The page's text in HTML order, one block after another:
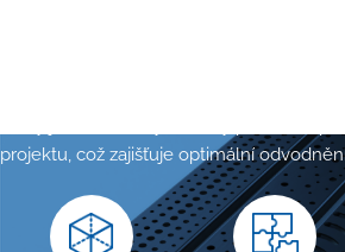
projektu, což zajišťuje optimální